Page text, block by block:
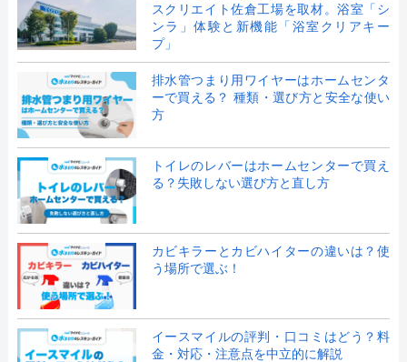
スクリエイト佐倉工場を取材。浴室「シ
ンラ」体験と新機能「浴室クリアキー
プ」
排水管つまり用ワイヤーはホームセンタ
ーで買える？ 種類・選び方と安全な使い
方
トイレのレバーはホームセンターで買え
る？失敗しない選び方と直し方
カビキラーとカビハイターの違いは？使
う場所で選ぶ！
イースマイルの評判・口コミはどう？料
金・対応・注意点を中立的に解説